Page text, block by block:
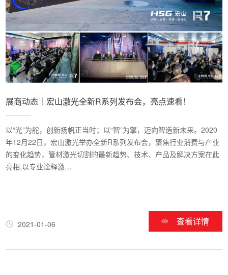
展商动态｜宏山激光全新R系列发布会，亮点速看！
以“光”为舵，创新扬帆正当时；以“智”为擎，迈向智造新未来。2020
年12月22日，宏山激光举办全新R系列发布会，聚焦行业消费与产业
的变化趋势，管材激光切割的最新趋势、技术、产品及解决方案在此
亮相,以专业诠释激…
2021-01-06 查看详情